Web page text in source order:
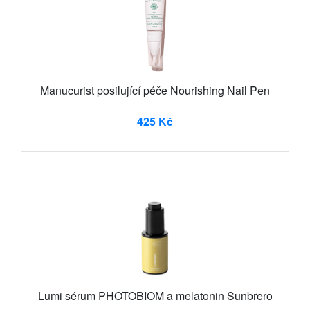
Manucurist posilující péče Nourishing Nail Pen
425 Kč
Lumi sérum PHOTOBIOM a melatonin Sunbrero